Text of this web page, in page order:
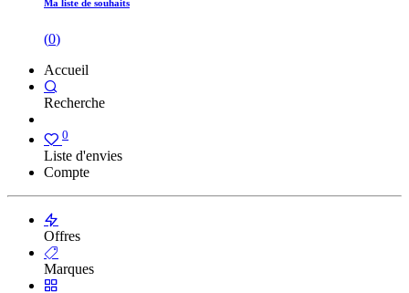
Ma liste de souhaits
(0)
Accueil
Recherche
0
Liste d'envies
Compte
Offres
Marques